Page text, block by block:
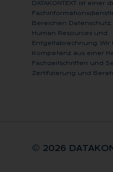
DATAKONTEXT ist einer
Bereichen Datenschutz,
Human Resources und
Entgeltabrechnung.
Kompetenz aus einer
Fachzeitschriften und
Zertifizierung und
© 2026